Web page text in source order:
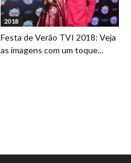
2018
Festa de Verão TVI 2018: Veja
as imagens com um toque...